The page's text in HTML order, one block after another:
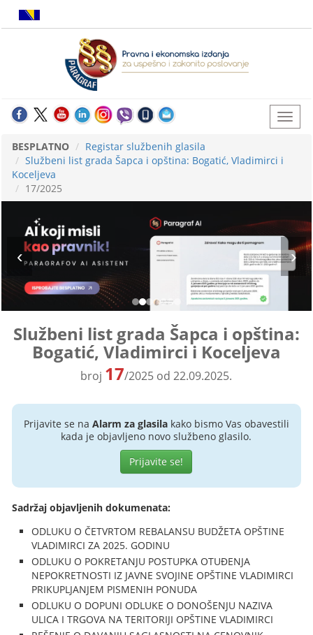
BESPLATNO
Registar službenih glasila
Službeni list grada Šapca i opština: Bogatić, Vladimirci i
Koceljeva
17/2025
Službeni list grada Šapca i opština:
Bogatić, Vladimirci i Koceljeva
broj 17/2025 od 22.09.2025.
Prijavite se na Alarm za glasilakako bismo Vas obavestili
kada je objavljeno novo službeno glasilo.
Prijavite se!
Sadržaj objavljenih dokumenata:
ODLUKU O ČETVRTOM REBALANSU BUDŽETA OPŠTINE
VLADIMIRCI ZA 2025. GODINU
ODLUKU O POKRETANJU POSTUPKA OTUĐENJA
NEPOKRETNOSTI IZ JAVNE SVOJINE OPŠTINE VLADIMIRCI
PRIKUPLJANJEM PISMENIH PONUDA
ODLUKU O DOPUNI ODLUKE O DONOŠENJU NAZIVA
ULICA I TRGOVA NA TERITORIJI OPŠTINE VLADIMIRCI